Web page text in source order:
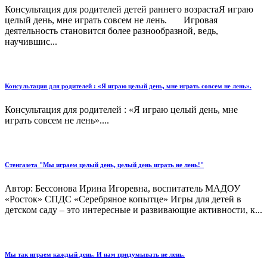
Консультация для родителей детей раннего возрастаЯ играю
целый день, мне играть совсем не лень. Игровая
деятельность становится более разнообразной, ведь,
научившис...
Консультация для родителей : «Я играю целый день, мне играть совсем не лень».
Консультация для родителей : «Я играю целый день, мне
играть совсем не лень»....
Стенгазета "Мы играем целый день, целый день играть не лень!"
Автор: Бессонова Ирина Игоревна, воспитатель МАДОУ
«Росток» СПДС «Серебряное копытце» Игры для детей в
детском саду – это интересные и развивающие активности, к...
Мы так играем каждый день. И нам придумывать не лень.